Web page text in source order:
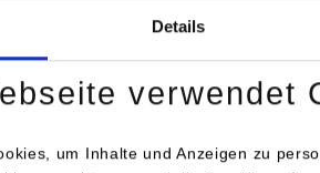
Details
verwendet
um Inhalte und Anzeigen zu